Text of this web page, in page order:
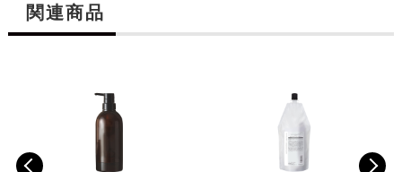
関連商品